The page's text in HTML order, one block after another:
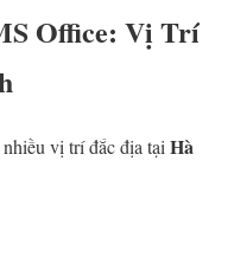
Office: Vị Trí
vị trí đắc địa tại Hà